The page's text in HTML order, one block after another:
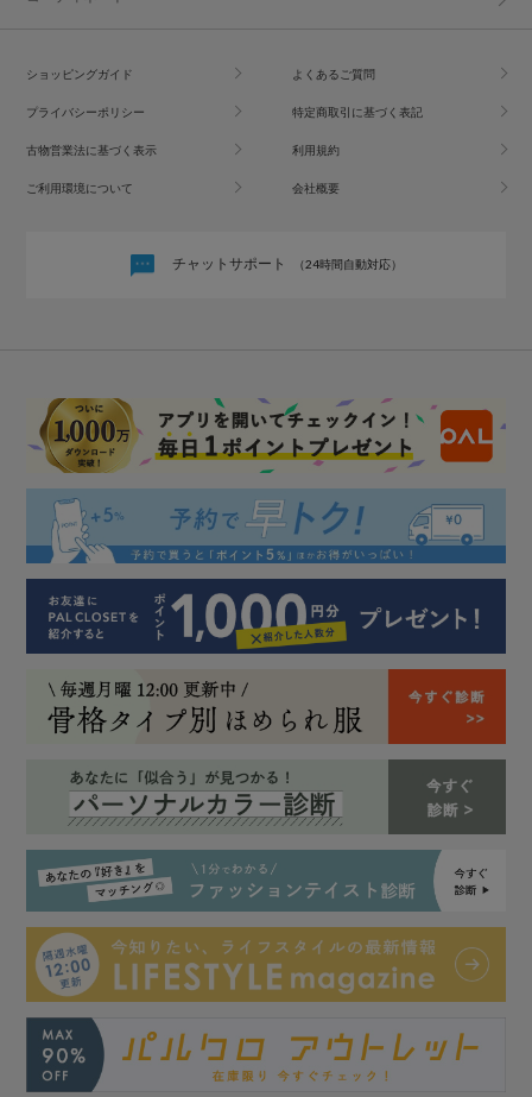
ショッピングガイド よくあるご質問
プライバシーポリシー 特定商取引に基づく表記
古物営業法に基づく表示 利用規約
ご利用環境について 会社概要
チャットサポート （24時間自動対応）